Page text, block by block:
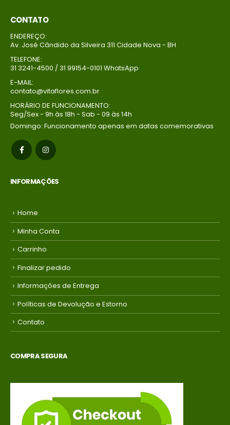
CONTATO
ENDEREÇO:
Av. José Cândido da Silveira 311 Cidade Nova - BH
TELEFONE:
31 3241-4500 / 31 99154-0101 WhatsApp
E-MAIL:
contato@vitaflores.com.br
HORÁRIO DE FUNCIONAMENTO:
Seg/Sex - 9h às 18h - Sab - 09 às 14h
Domingo: Funcionamento apenas em datas comemorativas
INFORMAÇÕES
Home
Minha Conta
Carrinho
Finalizar pedido
Informações de Entrega
Políticas de Devolução e Estorno
Contato
COMPRA SEGURA